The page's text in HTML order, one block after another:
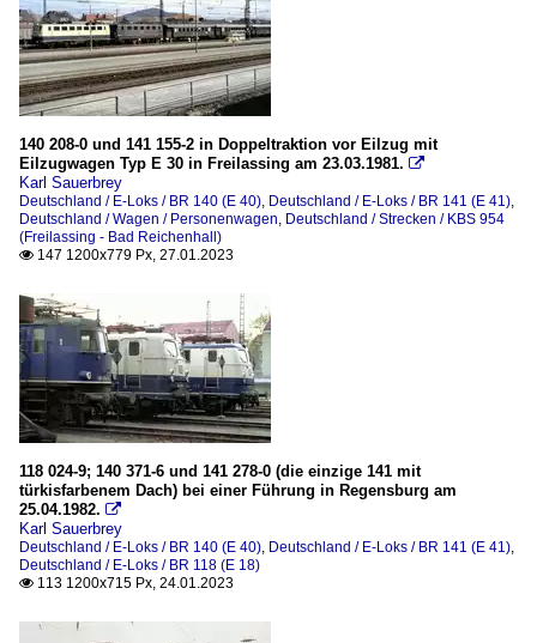
140 208-0 und 141 155-2 in Doppeltraktion vor Eilzug mit
Eilzugwagen Typ E 30 in Freilassing am 23.03.1981. 
Karl Sauerbrey
Deutschland / E-Loks / BR 140 (E 40), Deutschland / E-Loks / BR 141 (E 41),
Deutschland / Wagen / Personenwagen, Deutschland / Strecken / KBS 954
(Freilassing - Bad Reichenhall)
 147 1200x779 Px, 27.01.2023
118 024-9; 140 371-6 und 141 278-0 (die einzige 141 mit
türkisfarbenem Dach) bei einer Führung in Regensburg am
25.04.1982. 
Karl Sauerbrey
Deutschland / E-Loks / BR 140 (E 40), Deutschland / E-Loks / BR 141 (E 41),
Deutschland / E-Loks / BR 118 (E 18)
 113 1200x715 Px, 24.01.2023